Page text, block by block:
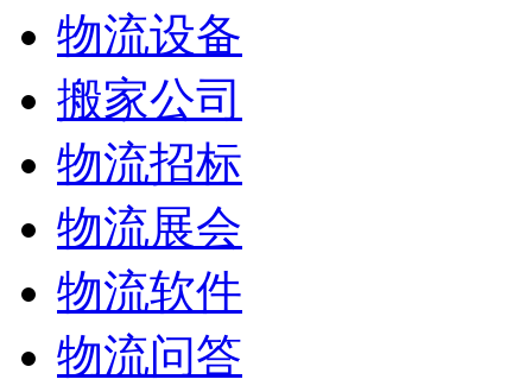
物流设备
搬家公司
物流招标
物流展会
物流软件
物流问答